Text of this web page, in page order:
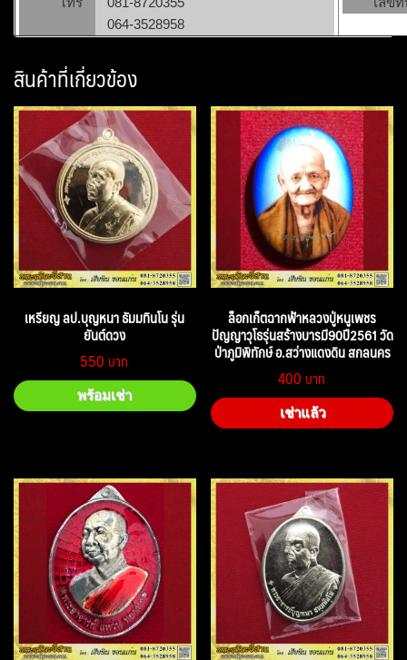
064-3528958
สินค้าที่เกี่ยวข้อง
เหรียญ ลป.บุญหนา ธัมมทินโน รุ่น
ยันต์ดวง
550
พร้อมเช่า
ล็อกเก็ตฉากฟ้าหลวงปู่หนูเพชร
ปัญญาวุโธรุ่นสร้างบารมี90ปี2561 วัด
ป่าภูมิพิทักษ์ อ.สว่างแดงดิน สกลนคร
400
เช่าแล้ว